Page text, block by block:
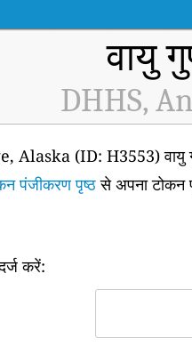
वायु
DHHS,
(ID: H3553) वायु
पंजीकरण पृष्ठसे अपना टोकन
करें: